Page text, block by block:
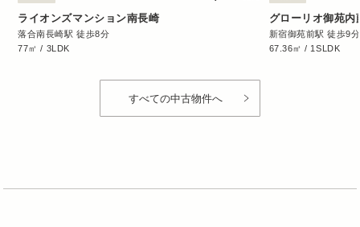
ライオンズマンション南長崎
落合南長崎駅 徒歩8分
77㎡ / 3LDK
グローリオ御苑内
新宿御苑前駅 徒歩9分
67.36㎡ / 1SLDK
すべての中古物件へ